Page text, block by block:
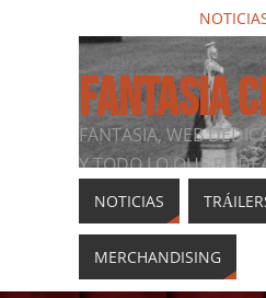
FANTASIA
FANTASIA, WEB
Y TODO LO QUE
NOTICIAS
MERCHANDISING